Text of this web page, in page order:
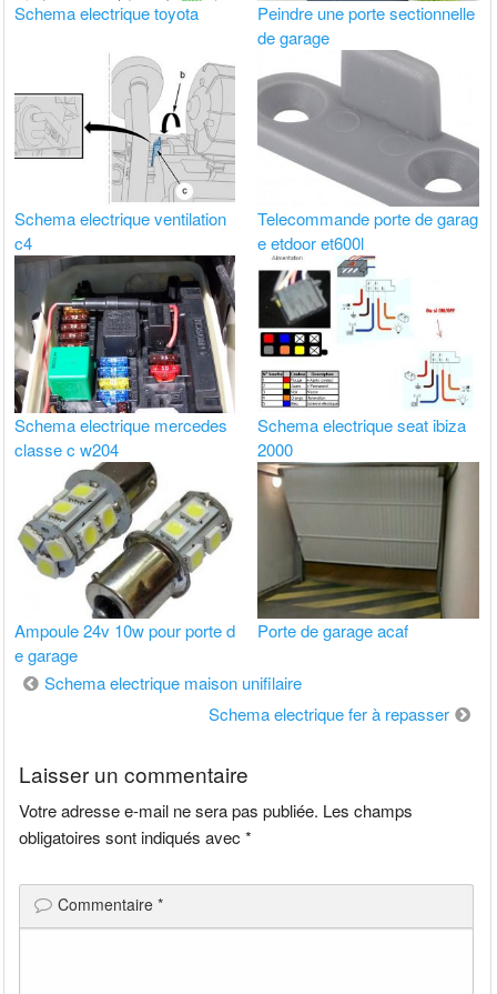
Schema electrique toyota
Peindre une porte sectionnelle
de garage
Schema electrique ventilation
c4
Telecommande porte de garag
e etdoor et600l
Schema electrique mercedes
classe c w204
Schema electrique seat ibiza
2000
Ampoule 24v 10w pour porte d
e garage
Porte de garage acaf
Navigation
Schema electrique maison unifilaire
Schema electrique fer à repasser
Laisser un commentaire
Votre adresse e-mail ne sera pas publiée. Les champs
obligatoires sont indiqués avec*
Commentaire*